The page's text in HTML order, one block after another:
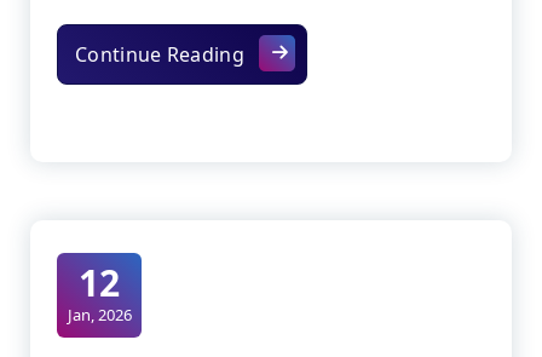
Continue ReadingRevolusi Pertanian Urban:
12
Jan, 2026